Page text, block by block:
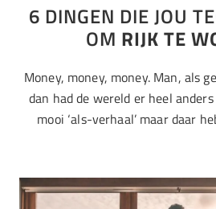
6 DINGEN DIE JOU
OM RIJK TE
Money, money, money. Man, als
dan had de wereld er heel
mooi ‘als-verhaal’ maar daar